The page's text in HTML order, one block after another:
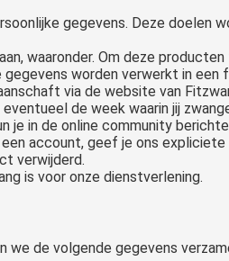
gegevens. Deze doelen
waaronder. Om deze
worden verwerkt in
via de website van
de week waarin jij
je in de online community
account, geef je ons
verwijderd.
is voor onze dienstverlening.
we de volgende gegevens